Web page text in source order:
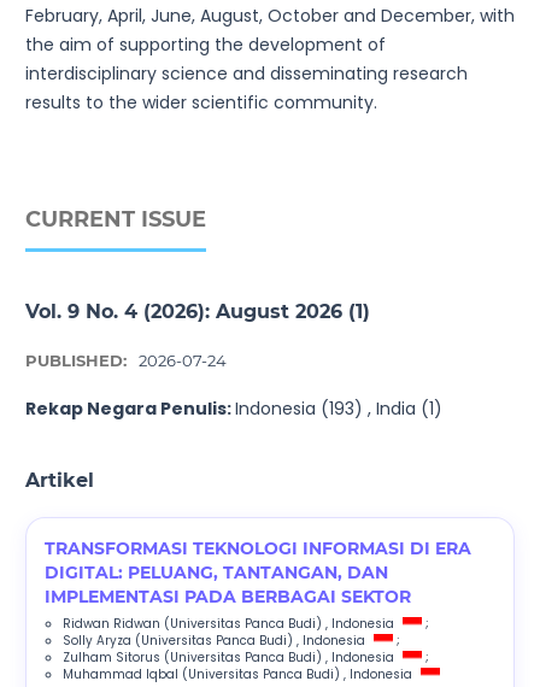
February, April, June, August, October and December, with
the aim of supporting the development of
interdisciplinary science and disseminating research
results to the wider scientific community.
CURRENT ISSUE
Vol. 9 No. 4 (2026): August 2026 (1)
PUBLISHED: 2026-07-24
Rekap Negara Penulis:Indonesia (193) , India (1)
Artikel
TRANSFORMASI TEKNOLOGI INFORMASI DI ERA
DIGITAL: PELUANG, TANTANGAN, DAN
IMPLEMENTASI PADA BERBAGAI SEKTOR
Ridwan Ridwan (Universitas Panca Budi) , Indonesia
;
Solly Aryza (Universitas Panca Budi) , Indonesia
;
Zulham Sitorus (Universitas Panca Budi) , Indonesia
;
Muhammad Iqbal (Universitas Panca Budi) , Indonesia